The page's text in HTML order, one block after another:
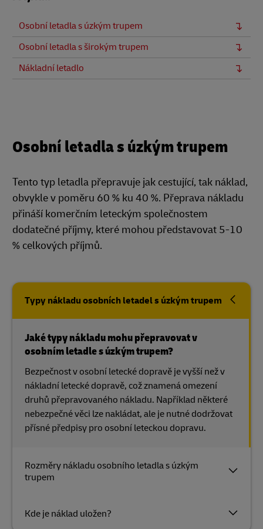
Osobní letadla s úzkým trupem
Osobní letadla s širokým trupem
Nákladní letadlo
Osobní letadla s úzkým trupem
Tento typ letadla přepravuje jak cestující, tak náklad,
obvykle v poměru 60 % ku 40 %. Přeprava nákladu
přináší komerčním leteckým společnostem
dodatečné příjmy, které mohou představovat 5-10
% celkových příjmů.
Typy nákladu osobních letadel s úzkým trupem
Rozměry nákladu osobního letadla s úzkým
trupem
Kde je náklad uložen?
Jaké typy nákladu mohu přepravovat v
osobním letadle s úzkým trupem?
Bezpečnost v osobní letecké dopravě je vyšší než v
nákladní letecké dopravě, což znamená omezení
druhů přepravovaného nákladu. Například některé
nebezpečné věci lze nakládat, ale je nutné dodržovat
přísné předpisy pro osobní leteckou dopravu.